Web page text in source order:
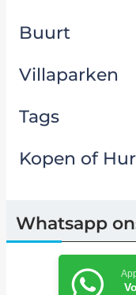
Buurt
Villaparken
Tags
Kopen of
Whatsapp